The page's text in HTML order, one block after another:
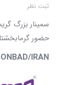
ثبت نظر
سمینار بزرگ
حضور
IRAN